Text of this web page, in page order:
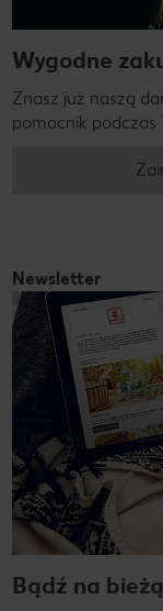
Wygodne
Znasz już naszą
pomocnik podczas
Newsletter
Bądź na